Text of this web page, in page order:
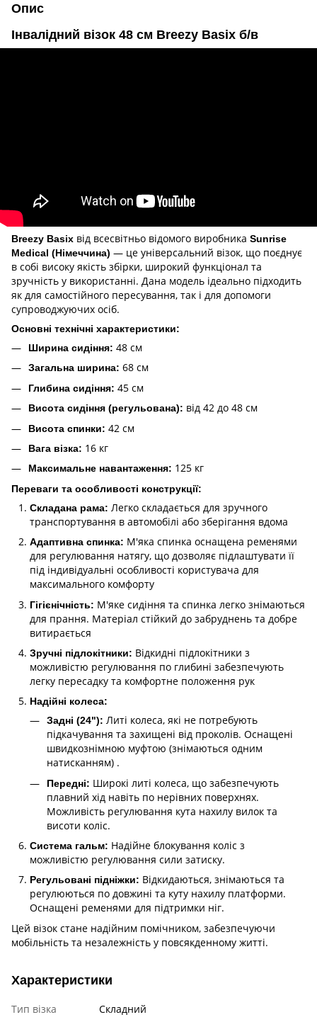
Опис
Інвалідний візок 48 см Breezy Basix б/в
Breezy Basix від всесвітньо відомого виробника Sunrise
Medical (Німеччина) — це універсальний візок, що поєднує
в собі високу якість збірки, широкий функціонал та
зручність у використанні. Дана модель ідеально підходить
як для самостійного пересування, так і для допомоги
супроводжуючих осіб.
Основні технічні характеристики:
Ширина сидіння: 48 см
Загальна ширина: 68 см
Глибина сидіння: 45 см
Висота сидіння (регульована): від 42 до 48 см
Висота спинки: 42 см
Вага візка: 16 кг
Максимальне навантаження: 125 кг
Переваги та особливості конструкції:
Складана рама: Легко складається для зручного
транспортування в автомобілі або зберігання вдома
Адаптивна спинка: М'яка спинка оснащена ременями
для регулювання натягу, що дозволяє підлаштувати її
під індивідуальні особливості користувача для
максимального комфорту
Гігієнічність: М'яке сидіння та спинка легко знімаються
для прання. Матеріал стійкий до забруднень та добре
витирається
Зручні підлокітники: Відкидні підлокітники з
можливістю регулювання по глибині забезпечують
легку пересадку та комфортне положення рук
Надійні колеса:
Задні (24"): Литі колеса, які не потребують
підкачування та захищені від проколів. Оснащені
швидкознімною муфтою (знімаються одним
натисканням) .
Передні: Широкі литі колеса, що забезпечують
плавний хід навіть по нерівних поверхнях.
Можливість регулювання кута нахилу вилок та
висоти коліс.
Система гальм: Надійне блокування коліс з
можливістю регулювання сили затиску.
Регульовані підніжки: Відкидаються, знімаються та
регулюються по довжині та куту нахилу платформи.
Оснащені ременями для підтримки ніг.
Цей візок стане надійним помічником, забезпечуючи
мобільність та незалежність у повсякденному житті.
Характеристики
Тип візка
Складний